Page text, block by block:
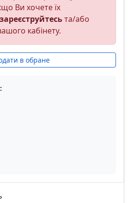
Ви хочете їх
зареєструйтесьта/або
кабінету.
в обране